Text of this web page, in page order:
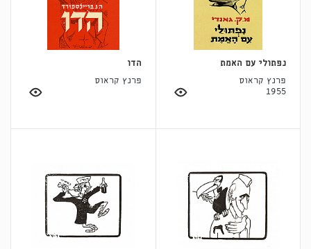
נפתולי עם האמת
פרנץ קראוס
1955
הדו
פרנץ קראוס